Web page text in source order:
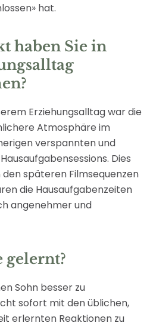
hat.
haben Sie in
Erziehungsalltag war die
Atmosphäre im
verspannten und
Dies
späteren Filmsequenzen
die Hausaufgabenzeiten
angenehmer und
gelernt?
Sohn besser zu
sofort mit den üblichen,
erlernten Reaktionen zu